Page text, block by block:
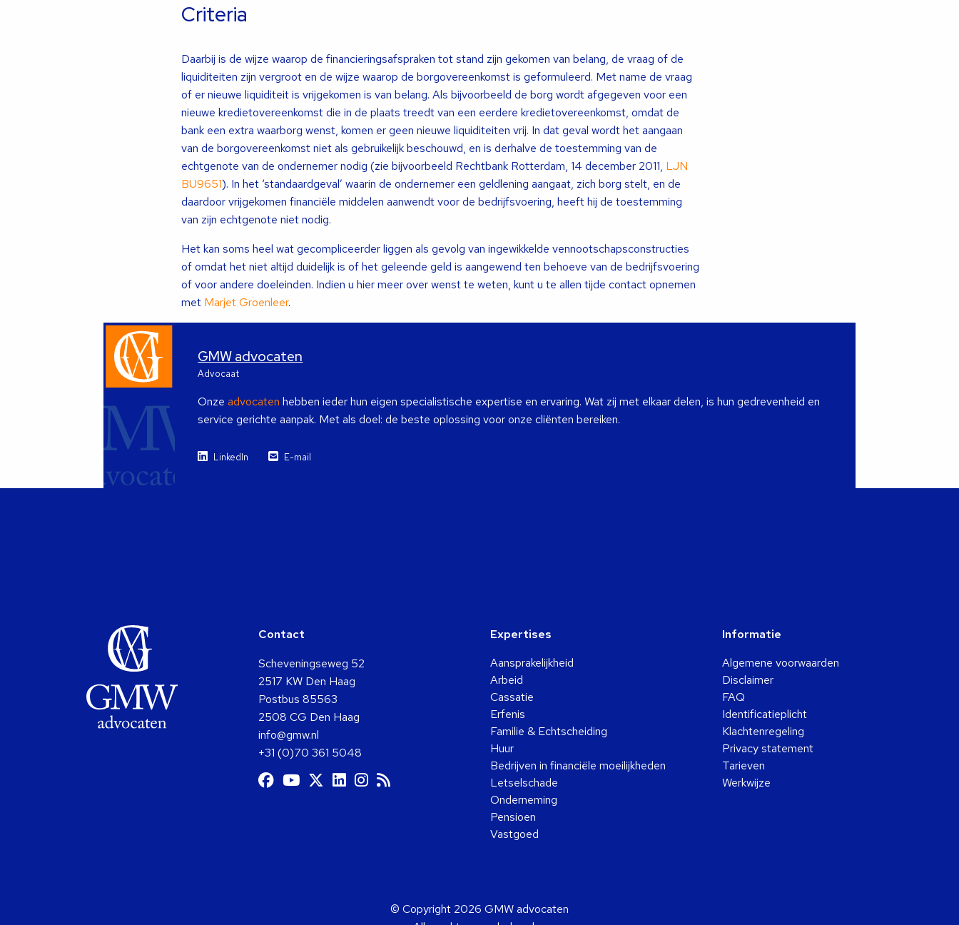
Criteria
Daarbij is de wijze waarop de financieringsafspraken tot stand zijn gekomen van belang, de vraag of de
liquiditeiten zijn vergroot en de wijze waarop de borgovereenkomst is geformuleerd. Met name de vraag
of er nieuwe liquiditeit is vrijgekomen is van belang. Als bijvoorbeeld de borg wordt afgegeven voor een
nieuwe kredietovereenkomst die in de plaats treedt van een eerdere kredietovereenkomst, omdat de
bank een extra waarborg wenst, komen er geen nieuwe liquiditeiten vrij. In dat geval wordt het aangaan
van de borgovereenkomst niet als gebruikelijk beschouwd, en is derhalve de toestemming van de
echtgenote van de ondernemer nodig (zie bijvoorbeeld Rechtbank Rotterdam, 14 december 2011, LJN
BU9651). In het ‘standaardgeval’ waarin de ondernemer een geldlening aangaat, zich borg stelt, en de
daardoor vrijgekomen financiële middelen aanwendt voor de bedrijfsvoering, heeft hij de toestemming
van zijn echtgenote niet nodig.
Het kan soms heel wat gecompliceerder liggen als gevolg van ingewikkelde vennootschapsconstructies
of omdat het niet altijd duidelijk is of het geleende geld is aangewend ten behoeve van de bedrijfsvoering
of voor andere doeleinden. Indien u hier meer over wenst te weten, kunt u te allen tijde contact opnemen
met Marjet Groenleer.
GMW advocaten
Advocaat
Onzeadvocaten hebben ieder hun eigen specialistische expertise en ervaring. Wat zij met elkaar delen, is hun gedrevenheid en
service gerichte aanpak. Met als doel: de beste oplossing voor onze cliënten bereiken.
LinkedIn E-mail
Contact
Scheveningseweg 52
2517 KW Den Haag
Postbus 85563
2508 CG Den Haag
info@gmw.nl
+31 (0)70 361 5048
Ga
Ga
Ga
Ga Ga
Expertises
Aansprakelijkheid
Arbeid
Cassatie
Erfenis
Familie & Echtscheiding
Huur
Bedrijven in financiële moeilijkheden
Letselschade
Onderneming
Pensioen
Vastgoed
Informatie
Algemene voorwaarden
Disclaimer
FAQ
Identificatieplicht
Klachtenregeling
Privacy statement
Tarieven
Werkwijze
© Copyright 2026 GMW advocaten